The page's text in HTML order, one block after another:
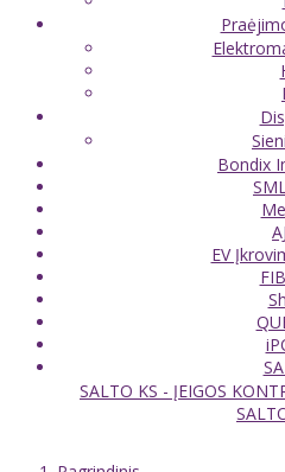
Bondix
EV
SALTO KS - ĮEIGOS